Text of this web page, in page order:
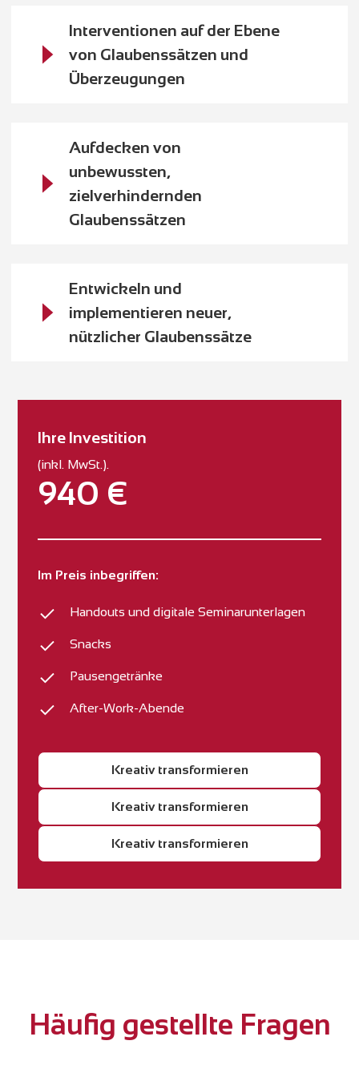
Interventionen auf der Ebene
von Glaubenssätzen und
Überzeugungen
Aufdecken von
unbewussten,
zielverhindernden
Glaubenssätzen
Entwickeln und
implementieren neuer,
nützlicher Glaubenssätze
Ihre Investition
(inkl. MwSt.).
940 €
Im Preis inbegriffen:
Handouts und digitale Seminarunterlagen
Snacks
Pausengetränke
After-Work-Abende
Kreativ transformieren
Kreativ transformieren
Kreativ transformieren
Häufig gestellte Fragen